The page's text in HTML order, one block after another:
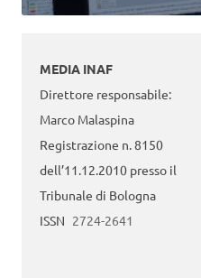
MEDIA INAF
Direttore responsabile:
Marco Malaspina
Registrazione n. 8150
dell’11.12.2010 presso il
Tribunale di Bologna
ISSN 2724-2641